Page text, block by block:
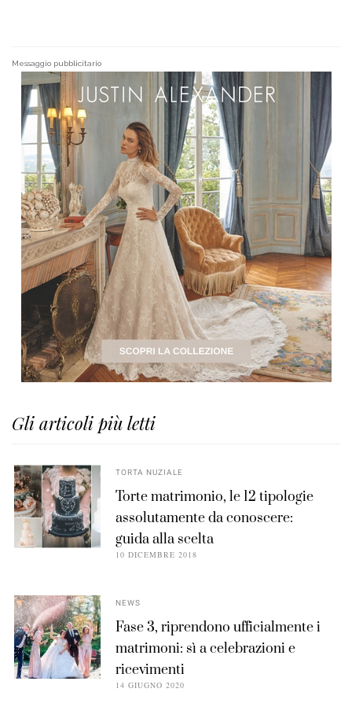
Messaggio pubblicitario
Gli articoli più letti
TORTA NUZIALE
Torte matrimonio, le 12 tipologie
assolutamente da conoscere:
guida alla scelta
10 DICEMBRE 2018
NEWS
Fase 3, riprendono ufficialmente i
matrimoni: sì a celebrazioni e
ricevimenti
14 GIUGNO 2020